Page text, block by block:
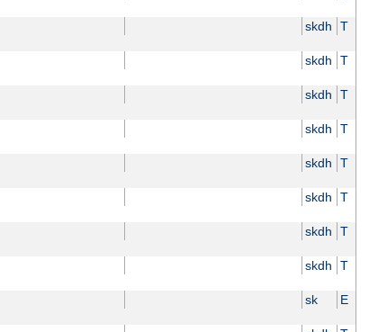
skdh T
skdh T
skdh T
skdh T
skdh T
skdh T
skdh T
skdh T
sk E